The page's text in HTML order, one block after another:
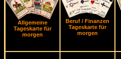
Allgemeine
Tageskarte für
morgen
Beruf / Finanzen
Tageskarte für
morgen